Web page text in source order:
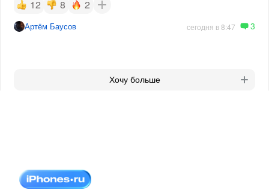
12 8 2
Артём Баусов сегодня в 8:47 3
Хочу больше